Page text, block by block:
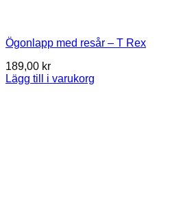
Ögonlapp med resår – T Rex
189,00 kr
Lägg till i varukorg